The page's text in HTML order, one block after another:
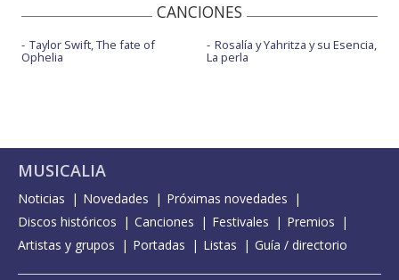
CANCIONES
Taylor Swift, The fate of
Ophelia
Rosalía y Yahritza y su Esencia,
La perla
MUSICALIA
Noticias Novedades
Próximas novedades
Discos históricos
Canciones Festivales
Premios
Artistas y grupos
Portadas Listas Guía / directorio